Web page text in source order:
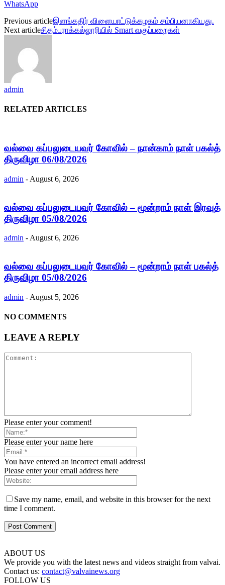
WhatsApp
Previous articleஇளங்கதிர் விளையாட்டுக்கழகம் சம்பியனாகியது.
Next articleசிதம்பராக்கல்லூரியில் Smart வகுப்பறைகள்
admin
RELATED ARTICLES
வல்வை கப்பலுடையவர் கோவில் – நான்காம் நாள் பகல்த்
திருவிழா 06/08/2026
admin - August 6, 2026
வல்வை கப்பலுடையவர் கோவில் – மூன்றாம் நாள் இரவுத்
திருவிழா 05/08/2026
admin - August 6, 2026
வல்வை கப்பலுடையவர் கோவில் – மூன்றாம் நாள் பகல்த்
திருவிழா 05/08/2026
admin - August 5, 2026
NO COMMENTS
LEAVE A REPLY
Please enter your comment!
Please enter your name here
You have entered an incorrect email address!
Please enter your email address here
Save my name, email, and website in this browser for the next
time I comment.
ABOUT US
We provide you with the latest news and videos straight from valvai.
Contact us: contact@valvainews.org
FOLLOW US